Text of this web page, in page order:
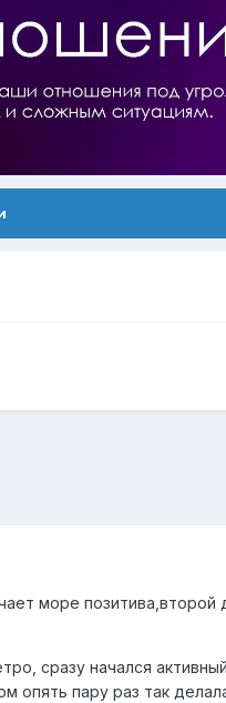
море
сразу начался
опять пару раз так